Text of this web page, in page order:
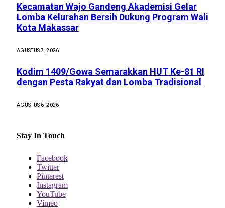
Kecamatan Wajo Gandeng Akademisi Gelar
Lomba Kelurahan Bersih Dukung Program Wali
Kota Makassar
AGUSTUS 7, 2026
Kodim 1409/Gowa Semarakkan HUT Ke-81 RI
dengan Pesta Rakyat dan Lomba Tradisional
AGUSTUS 6, 2026
Stay In Touch
Facebook
Twitter
Pinterest
Instagram
YouTube
Vimeo